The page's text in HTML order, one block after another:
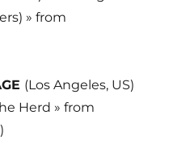
» from
(Los Angeles, US)
Herd » from